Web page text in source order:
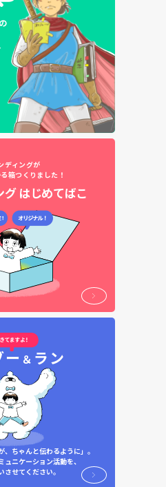
ディングが
箱つくりました！
グ はじめてばこ
＆ ラン
、ちゃんと伝わるように」。
ュニケーション活動を、
させてください。